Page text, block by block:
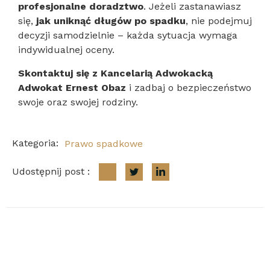
profesjonalne doradztwo. Jeżeli zastanawiasz
się, jak uniknąć długów po spadku, nie podejmuj
decyzji samodzielnie – każda sytuacja wymaga
indywidualnej oceny.
Skontaktuj się z Kancelarią Adwokacką
Adwokat Ernest Obaz i zadbaj o bezpieczeństwo
swoje oraz swojej rodziny.
Kategoria: Prawo spadkowe
Udostępnij post :